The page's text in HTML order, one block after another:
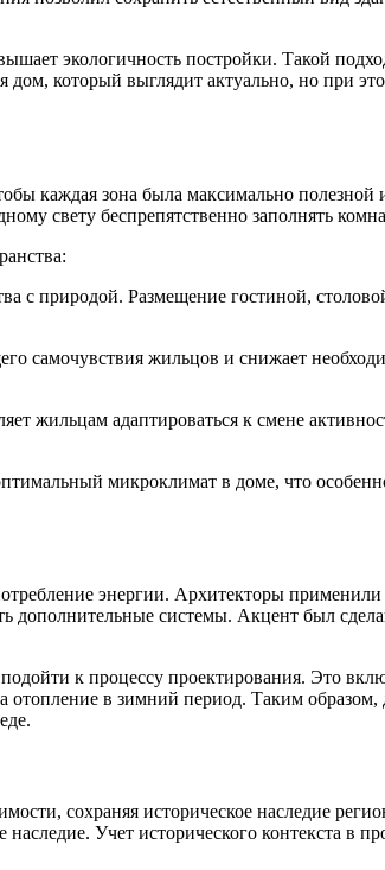
экологичность постройки. Такой
который выглядит актуально, но при
каждая зона была максимально полезной
свету беспрепятственно заполнять
с природой. Размещение гостиной,
самочувствия жильцов и снижает
жильцам адаптироваться к смене
микроклимат в доме, что
энергии. Архитекторы
дополнительные системы. Акцент был
к процессу проектирования. Это
в зимний период. Таким образом,
сохраняя историческое наследие
Учет исторического контекста в